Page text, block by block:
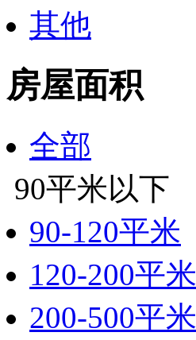
其他
房屋面积
全部
90平米以下
90-120平米
120-200平米
200-500平米